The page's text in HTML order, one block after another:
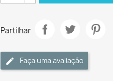
Partilhar
Faça uma avaliação